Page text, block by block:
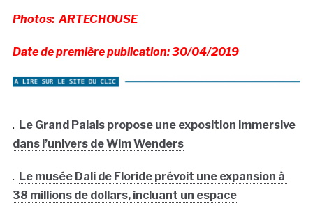
Photos: ARTECHOUSE
Date de première publication: 30/04/2019
. Le Grand Palais propose une exposition immersive
dans l’univers de Wim Wenders
. Le musée Dali de Floride prévoit une expansion à
38 millions de dollars, incluant un espace